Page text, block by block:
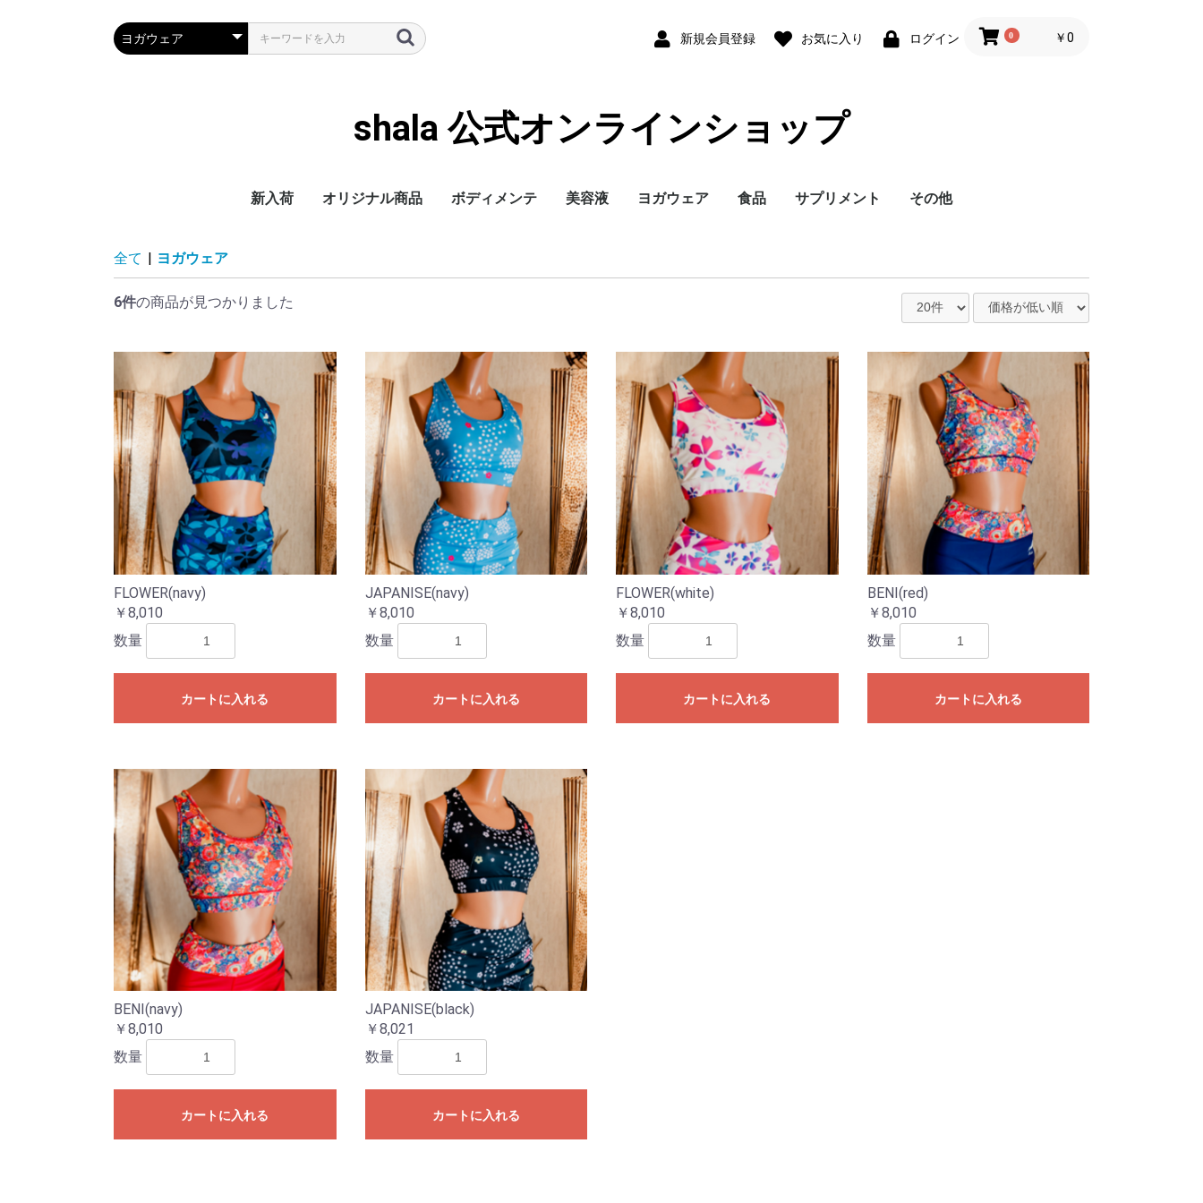
新規会員登録 お気に入り ログイン 0 ￥0
shala 公式オンラインショップ
新入荷 オリジナル商品 ボディメンテ 美容液 ヨガウェア 食品 サプリメント その他
全て | ヨガウェア
6件の商品が見つかりました
FLOWER(navy)
￥8,010
数量
カートに入れる
JAPANISE(navy)
￥8,010
数量
カートに入れる
FLOWER(white)
￥8,010
数量
カートに入れる
BENI(red)
￥8,010
数量
カートに入れる
BENI(navy)
￥8,010
数量
カートに入れる
JAPANISE(black)
￥8,021
数量
カートに入れる